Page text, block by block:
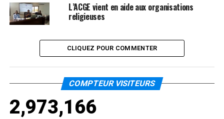
L’ACGE vient en aide aux organisations
religieuses
CLIQUEZ POUR COMMENTER
COMPTEUR VISITEURS
2,973,166